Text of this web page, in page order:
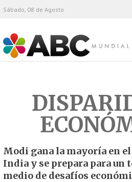
ABC Mundial
Sábado, 08 de Agosto
Modi gana la mayoría en
India y se prepara para un
medio de desafíos